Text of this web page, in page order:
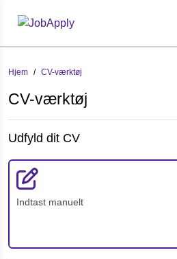
Hjem / CV-værktøj
CV-værktøj
Udfyld dit CV
Indtast manuelt